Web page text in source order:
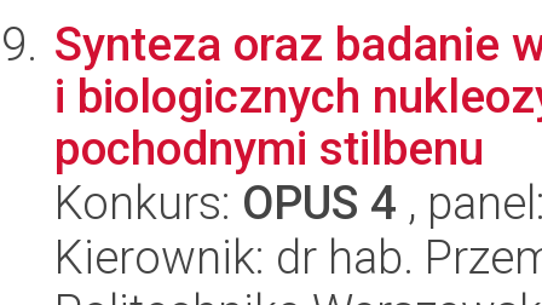
Synteza oraz badanie
i biologicznych
pochodnymi stilbenu
Konkurs: OPUS 4 ,
Kierownik: dr hab.